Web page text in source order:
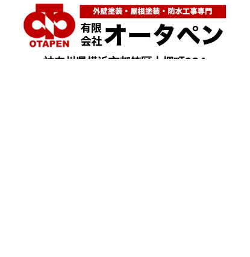
神奈川県横浜市都筑区大棚町604